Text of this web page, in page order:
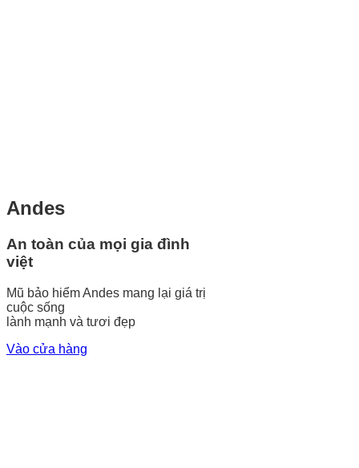
Andes
An toàn của mọi gia đình
việt
Mũ bảo hiểm Andes mang lại giá trị
cuộc sống
lành mạnh và tươi đẹp
Vào cửa hàng